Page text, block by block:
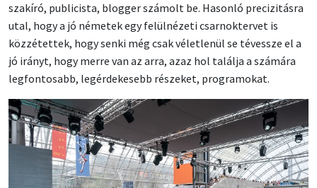
szakíró, publicista, blogger számolt be. Hasonló precizitásra
utal, hogy a jó németek egy felülnézeti csarnoktervet is
közzétettek, hogy senki még csak véletlenül se tévessze el a
jó irányt, hogy merre van az arra, azaz hol találja a számára
legfontosabb, legérdekesebb részeket, programokat.